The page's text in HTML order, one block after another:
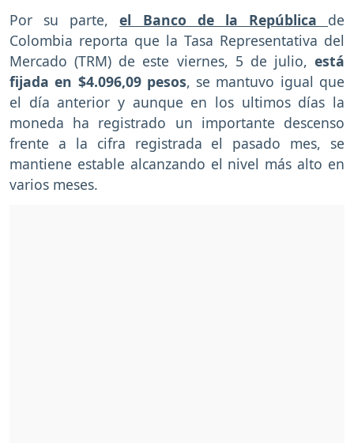
Por su parte,el Banco de la República de
Colombia reporta que la Tasa Representativa del
Mercado (TRM) de este viernes, 5 de julio, está
fijada en $4.096,09 pesos, se mantuvo igual que
el día anterior y aunque en los ultimos días la
moneda ha registrado un importante descenso
frente a la cifra registrada el pasado mes, se
mantiene estable alcanzando el nivel más alto en
varios meses.